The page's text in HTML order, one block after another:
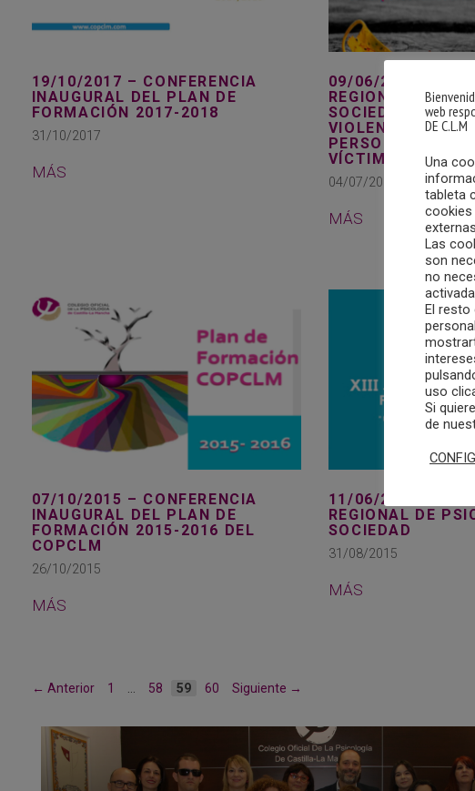
19/10/2017 – CONFERENCIA
INAUGURAL DEL PLAN DE
FORMACIÓN 2017-2018
31/10/2017
MÁS
09/06/2017 – X
REGIONAL DE
SOCIEDAD “EL
VIOLENCIAS
PERSONALIDAD
VÍCTIMAS”
04/07/2017
MÁS
07/10/2015 – CONFERENCIA
INAUGURAL DEL PLAN DE
FORMACIÓN 2015-2016 DEL
COPCLM
26/10/2015
MÁS
11/06/2021 – VIII
REGIONAL DE
SOCIEDAD
31/08/2015
MÁS
← Anterior Página
1 … Página
58 Página
59 Página
60 Siguiente →
web
DE C.L.M
Una
tableta
cookies
Las
son
no
El resto
uso
Si
de